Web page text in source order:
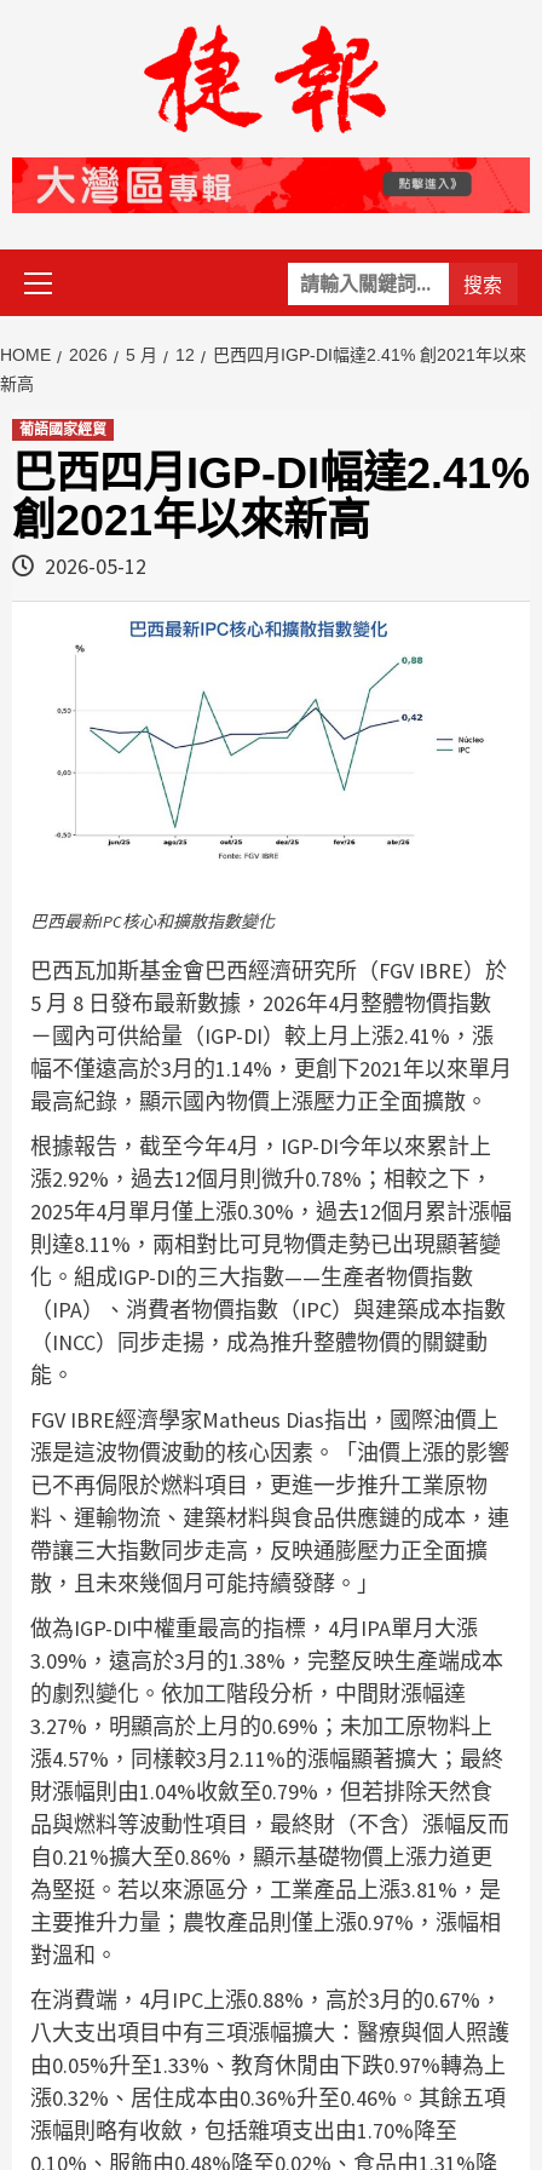
關
鍵
Primary
Menu
HOME 2026 5 月 12
巴西四月IGP-DI幅達2.41% 創2021年以來
新高
葡語國家經貿
巴西四月IGP-DI幅達2.41%
創2021年以來新高
2026-05-12
巴西最新IPC核心和擴散指數變化
巴西瓦加斯基金會巴西經濟研究所（FGV IBRE）於
5 月 8 日發布最新數據，2026年4月整體物價指數
－國內可供給量（IGP-DI）較上月上漲2.41%，漲
幅不僅遠高於3月的1.14%，更創下2021年以來單月
最高紀錄，顯示國內物價上漲壓力正全面擴散。
根據報告，截至今年4月，IGP-DI今年以來累計上
漲2.92%，過去12個月則微升0.78%；相較之下，
2025年4月單月僅上漲0.30%，過去12個月累計漲幅
則達8.11%，兩相對比可見物價走勢已出現顯著變
化。組成IGP-DI的三大指數——生產者物價指數
（IPA）、消費者物價指數（IPC）與建築成本指數
（INCC）同步走揚，成為推升整體物價的關鍵動
能。
FGV IBRE經濟學家Matheus Dias指出，國際油價上
漲是這波物價波動的核心因素。「油價上漲的影響
已不再侷限於燃料項目，更進一步推升工業原物
料、運輸物流、建築材料與食品供應鏈的成本，連
帶讓三大指數同步走高，反映通膨壓力正全面擴
散，且未來幾個月可能持續發酵。」
做為IGP-DI中權重最高的指標，4月IPA單月大漲
3.09%，遠高於3月的1.38%，完整反映生產端成本
的劇烈變化。依加工階段分析，中間財漲幅達
3.27%，明顯高於上月的0.69%；未加工原物料上
漲4.57%，同樣較3月2.11%的漲幅顯著擴大；最終
財漲幅則由1.04%收斂至0.79%，但若排除天然食
品與燃料等波動性項目，最終財（不含）漲幅反而
自0.21%擴大至0.86%，顯示基礎物價上漲力道更
為堅挺。若以來源區分，工業產品上漲3.81%，是
主要推升力量；農牧產品則僅上漲0.97%，漲幅相
對溫和。
在消費端，4月IPC上漲0.88%，高於3月的0.67%，
八大支出項目中有三項漲幅擴大：醫療與個人照護
由0.05%升至1.33%、教育休閒由下跌0.97%轉為上
漲0.32%、居住成本由0.36%升至0.46%。其餘五項
漲幅則略有收斂，包括雜項支出由1.70%降至
0.10%、服飾由0.48%降至0.02%、食品由1.31%降